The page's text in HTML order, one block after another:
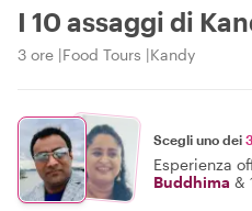
I 10 assaggi di
3 ore Food Tours Kandy
Scegli uno dei 3
Esperienza
Buddhima &